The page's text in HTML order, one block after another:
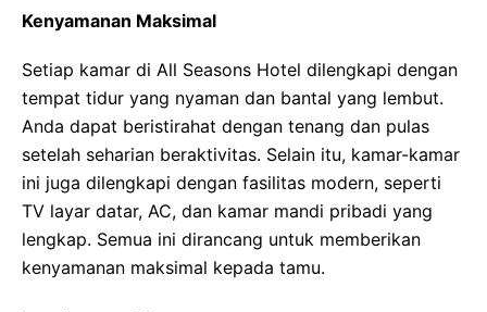
Kenyamanan Maksimal
Setiap kamar di All Seasons Hotel dilengkapi dengan
tempat tidur yang nyaman dan bantal yang lembut.
Anda dapat beristirahat dengan tenang dan pulas
setelah seharian beraktivitas. Selain itu, kamar-kamar
ini juga dilengkapi dengan fasilitas modern, seperti
TV layar datar, AC, dan kamar mandi pribadi yang
lengkap. Semua ini dirancang untuk memberikan
kenyamanan maksimal kepada tamu.